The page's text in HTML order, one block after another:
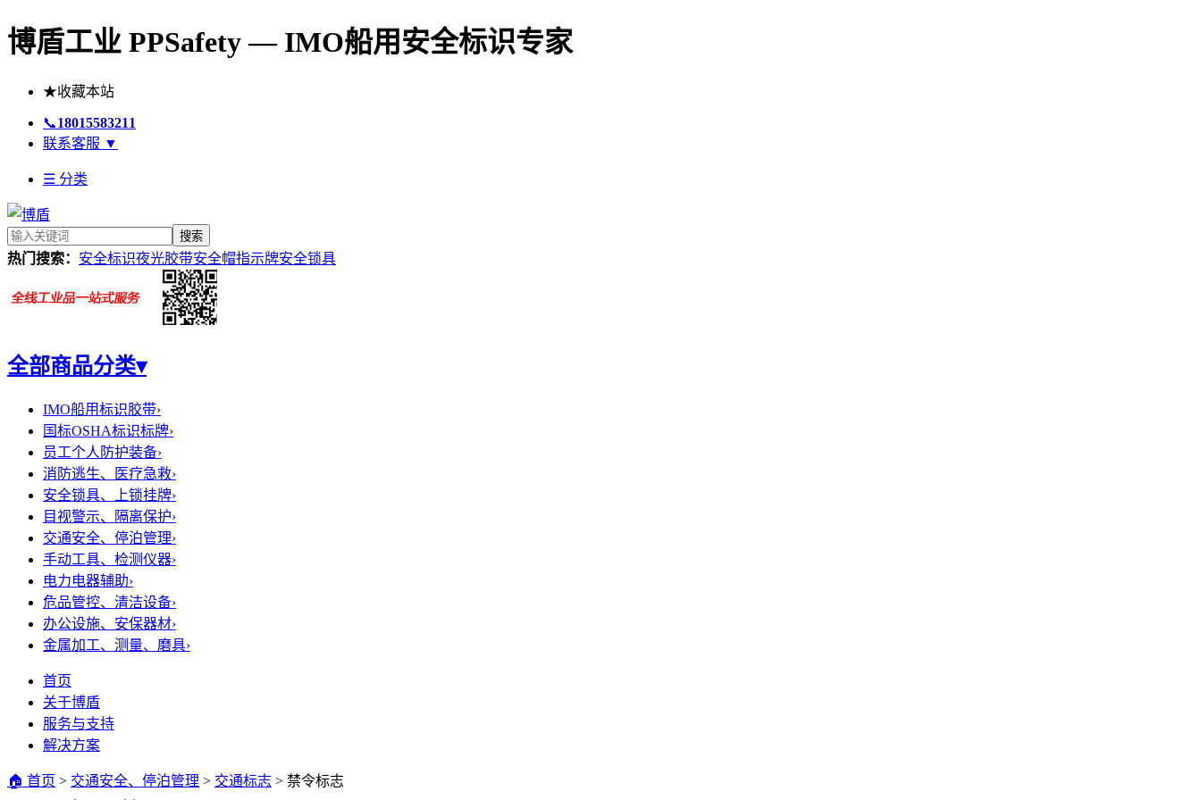
博盾工业 PPSafety — IMO船用安全标识专家
★收藏本站
📞18015583211
联系客服 ▼
☰ 分类
搜索
热门搜索： 安全标识夜光胶带安全帽指示牌安全锁具
全部商品分类▾
IMO船用标识胶带›
国标OSHA标识标牌›
员工个人防护装备›
消防逃生、医疗急救›
安全锁具、上锁挂牌›
目视警示、隔离保护›
交通安全、停泊管理›
手动工具、检测仪器›
电力电器辅助›
危品管控、清洁设备›
办公设施、安保器材›
金属加工、测量、磨具›
首页
关于博盾
服务与支持
解决方案
🏠 首页 > 交通安全、停泊管理 > 交通标志 > 禁令标志